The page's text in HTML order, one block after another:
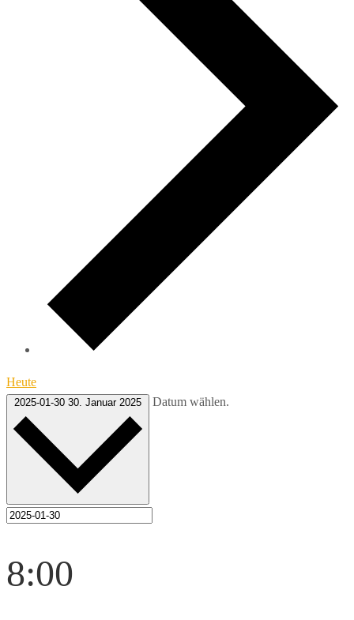
Heute
2025-01-30 30. Januar 2025 Datum wählen.
8:00